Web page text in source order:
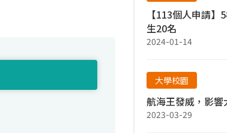
【113個人申請
生20名
2024-01-14
大學校園
航海王發威，影響
2023-03-29